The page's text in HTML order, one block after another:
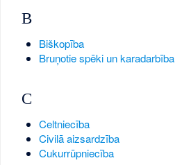
B
Biškopība
Bruņotie spēki un karadarbība
C
Celtniecība
Civilā aizsardzība
Cukurrūpniecība